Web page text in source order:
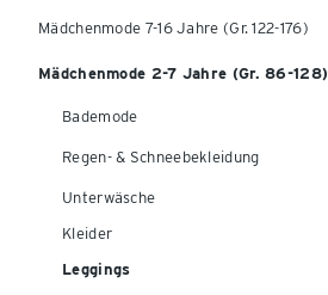
Mädchenmode 7-16 Jahre (Gr. 122-176)
Mädchenmode 2-7 Jahre (Gr. 86-128)
Bademode
Regen- & Schneebekleidung
Unterwäsche
Kleider
Leggings